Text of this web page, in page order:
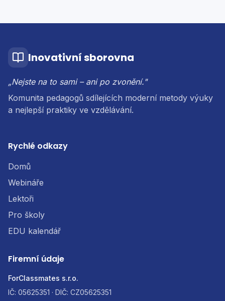
Inovativní sborovna
„Nejste na to sami – ani po zvonění."
Komunita pedagogů sdílejících moderní metody výuky
a nejlepší praktiky ve vzdělávání.
Rychlé odkazy
Domů
Webináře
Lektoři
Pro školy
EDU kalendář
Firemní údaje
ForClassmates s.r.o.
IČ: 05625351 · DIČ: CZ05625351